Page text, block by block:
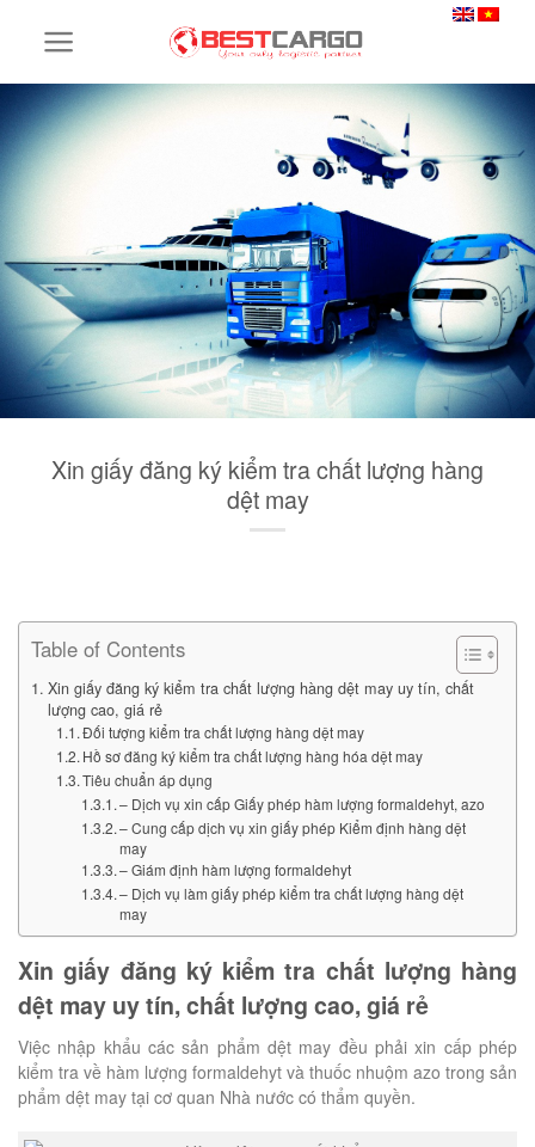
Xin giấy đăng ký kiểm tra chất lượng hàng
dệt may
Table of Contents
Xin giấy đăng ký kiểm tra chất lượng hàng dệt may uy tín, chất
lượng cao, giá rẻ
Đối tượng kiểm tra chất lượng hàng dệt may
Hồ sơ đăng ký kiểm tra chất lượng hàng hóa dệt may
Tiêu chuẩn áp dụng
– Dịch vụ xin cấp Giấy phép hàm lượng formaldehyt, azo
– Cung cấp dịch vụ xin giấy phép Kiểm định hàng dệt
may
– Giám định hàm lượng formaldehyt
– Dịch vụ làm giấy phép kiểm tra chất lượng hàng dệt
may
Xin giấy đăng ký kiểm tra chất lượng hàng
dệt may uy tín, chất lượng cao, giá rẻ
Việc nhập khẩu các sản phẩm dệt may đều phải xin cấp phép
kiểm tra về hàm lượng formaldehyt và thuốc nhuộm azo trong sản
phẩm dệt may tại cơ quan Nhà nước có thẩm quyền.